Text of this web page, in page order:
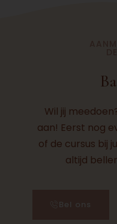
Wil jij
aan! Eerst nog
of de cursus bij
altijd
Bel ons